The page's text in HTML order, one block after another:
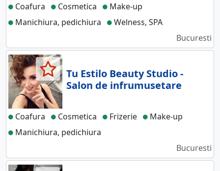
Coafura Cosmetica
Make-up
Manichiura, pedichiura
Welness, SPA
Bucuresti
Tu Estilo Beauty Studio -
Salon de infrumusetare
Coafura Cosmetica Frizerie
Make-up
Manichiura, pedichiura
Bucuresti